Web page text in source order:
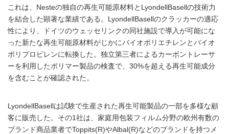
これは、Nesteの独自の再生可能原材料とLyondellBasellの技術力
を結合した顕著な業績である。LyondellBasellのクラッカーの適応
性により、ドイツのウェッセリンクの同社施設で導入が可能にな
った新たな再生可能原材料がじかにバイオポリエチレンとバイオ
ポリプロピレンに転換した。独立第三者によるカーボントレーサ
ーを利用したポリマー製品の検査で、30%を超える再生可能成分
を含むことが確認された。
LyondellBasellは試験で生産された再生可能製品の一部を多様な顧
客に販売した。その1社は、家庭用包装フィルム分野の欧州有数の
ブランド商品業者でToppits(R)やAlbal(R)などのブランドを持つメ